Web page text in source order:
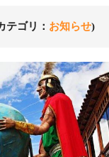
テゴリ： お知らせ)